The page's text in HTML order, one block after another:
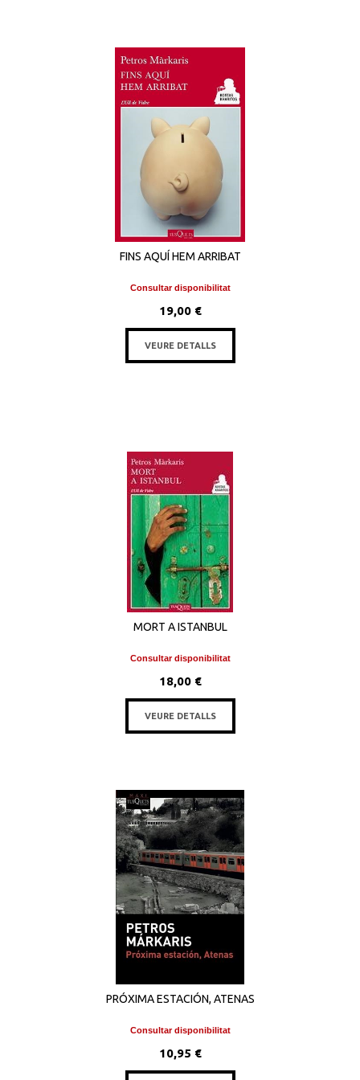
FINS AQUÍ HEM ARRIBAT
Consultar disponibilitat
19,00 €
VEURE DETALLS
MORT A ISTANBUL
Consultar disponibilitat
18,00 €
VEURE DETALLS
PRÓXIMA ESTACIÓN, ATENAS
Consultar disponibilitat
10,95 €